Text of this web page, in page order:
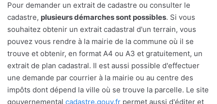
Pour demander un extrait de cadastre ou consulter le
cadastre, plusieurs démarches sont possibles. Si vous
souhaitez obtenir un extrait cadastral d'un terrain, vous
pouvez vous rendre à la mairie de la commune où il se
trouve et obtenir, en format A4 ou A3 et gratuitement, un
extrait de plan cadastral. Il est aussi possible d'effectuer
une demande par courrier à la mairie ou au centre des
impôts dont dépend la ville où se trouve la parcelle. Le site
gouvernemental cadastre.gouv.fr permet aussi d'éditer et